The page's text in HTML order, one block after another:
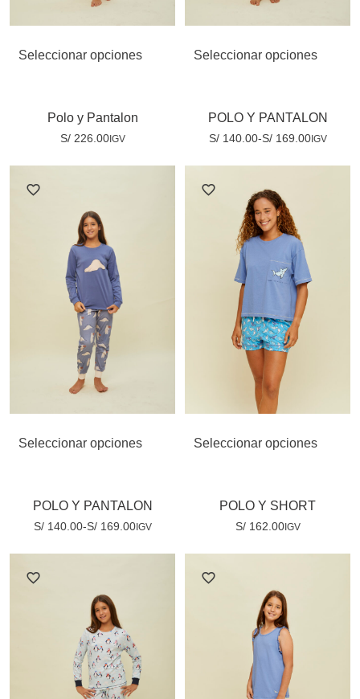
Seleccionar opciones
Polo y Pantalon
S/226.00IGV
Seleccionar opciones
POLO Y PANTALON
S/140.00-S/169.00IGV
Seleccionar opciones
POLO Y PANTALON
S/140.00-S/169.00IGV
Seleccionar opciones
POLO Y SHORT
S/162.00IGV